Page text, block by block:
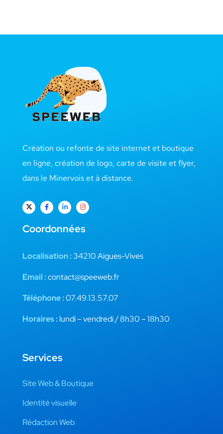
Création ou refonte de site internet et boutique
en ligne, création de logo, carte de visite et flyer,
dans le Minervois et à distance.
Coordonnées
Localisation :34210 Aigues-Vives
Email :contact@speeweb.fr
Téléphone :07.49.13.57.07
Horaires : lundi – vendredi / 8h30 – 18h30
Services
Site Web & Boutique
Identité visuelle
Rédaction Web